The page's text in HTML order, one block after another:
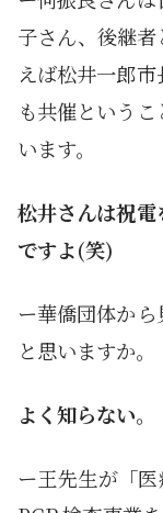
子さん、後継
えば松井一郎
も共催という
います。
松井さんは祝
ですよ(笑)
ー華僑団体か
と思いますか。
よく知らない。
ー王先生が「